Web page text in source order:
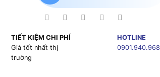
TIẾT KIỆM CHI PHÍ
Giá tốt nhất thị
trường
HOTLINE
0901.940.968